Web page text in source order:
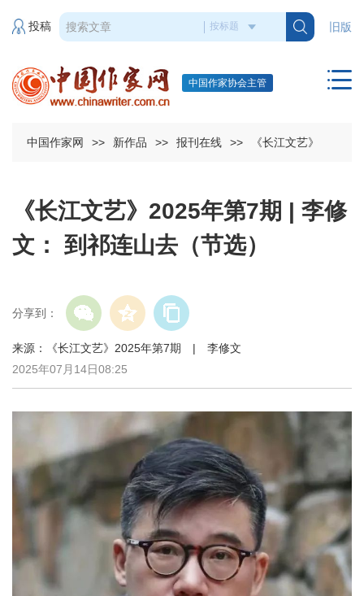
旧版
投稿
中国作家协会主管
中国作家网 >> 新作品 >> 报刊在线 >> 《长江文艺》
《长江文艺》2025年第7期 | 李修
文： 到祁连山去（节选）
分享到：
来源：《长江文艺》2025年第7期 | 李修文
2025年07月14日08:25